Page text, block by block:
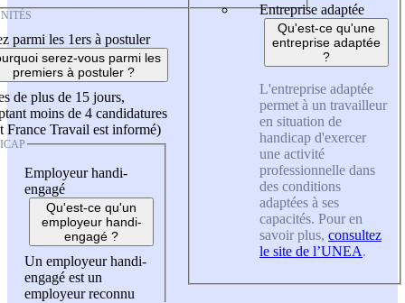
parmi les 1ers à postuler
serez-vous parmi les
premiers à postuler ?
de plus de 15 jours,
moins de 4 candidatures
France Travail est informé)
Employeur handi-
engagé
Qu'est-ce qu'un
employeur handi-
engagé ?
Un employeur handi-
engagé est un
employeur reconnu
Entreprise adaptée
Qu'est-ce qu'une
entreprise adaptée
?
L'entreprise adaptée
permet à un travailleur
en situation de
handicap d'exercer
une activité
professionnelle dans
des conditions
adaptées à ses
capacités. Pour en
savoir plus, consultez
le site de l’UNEA.